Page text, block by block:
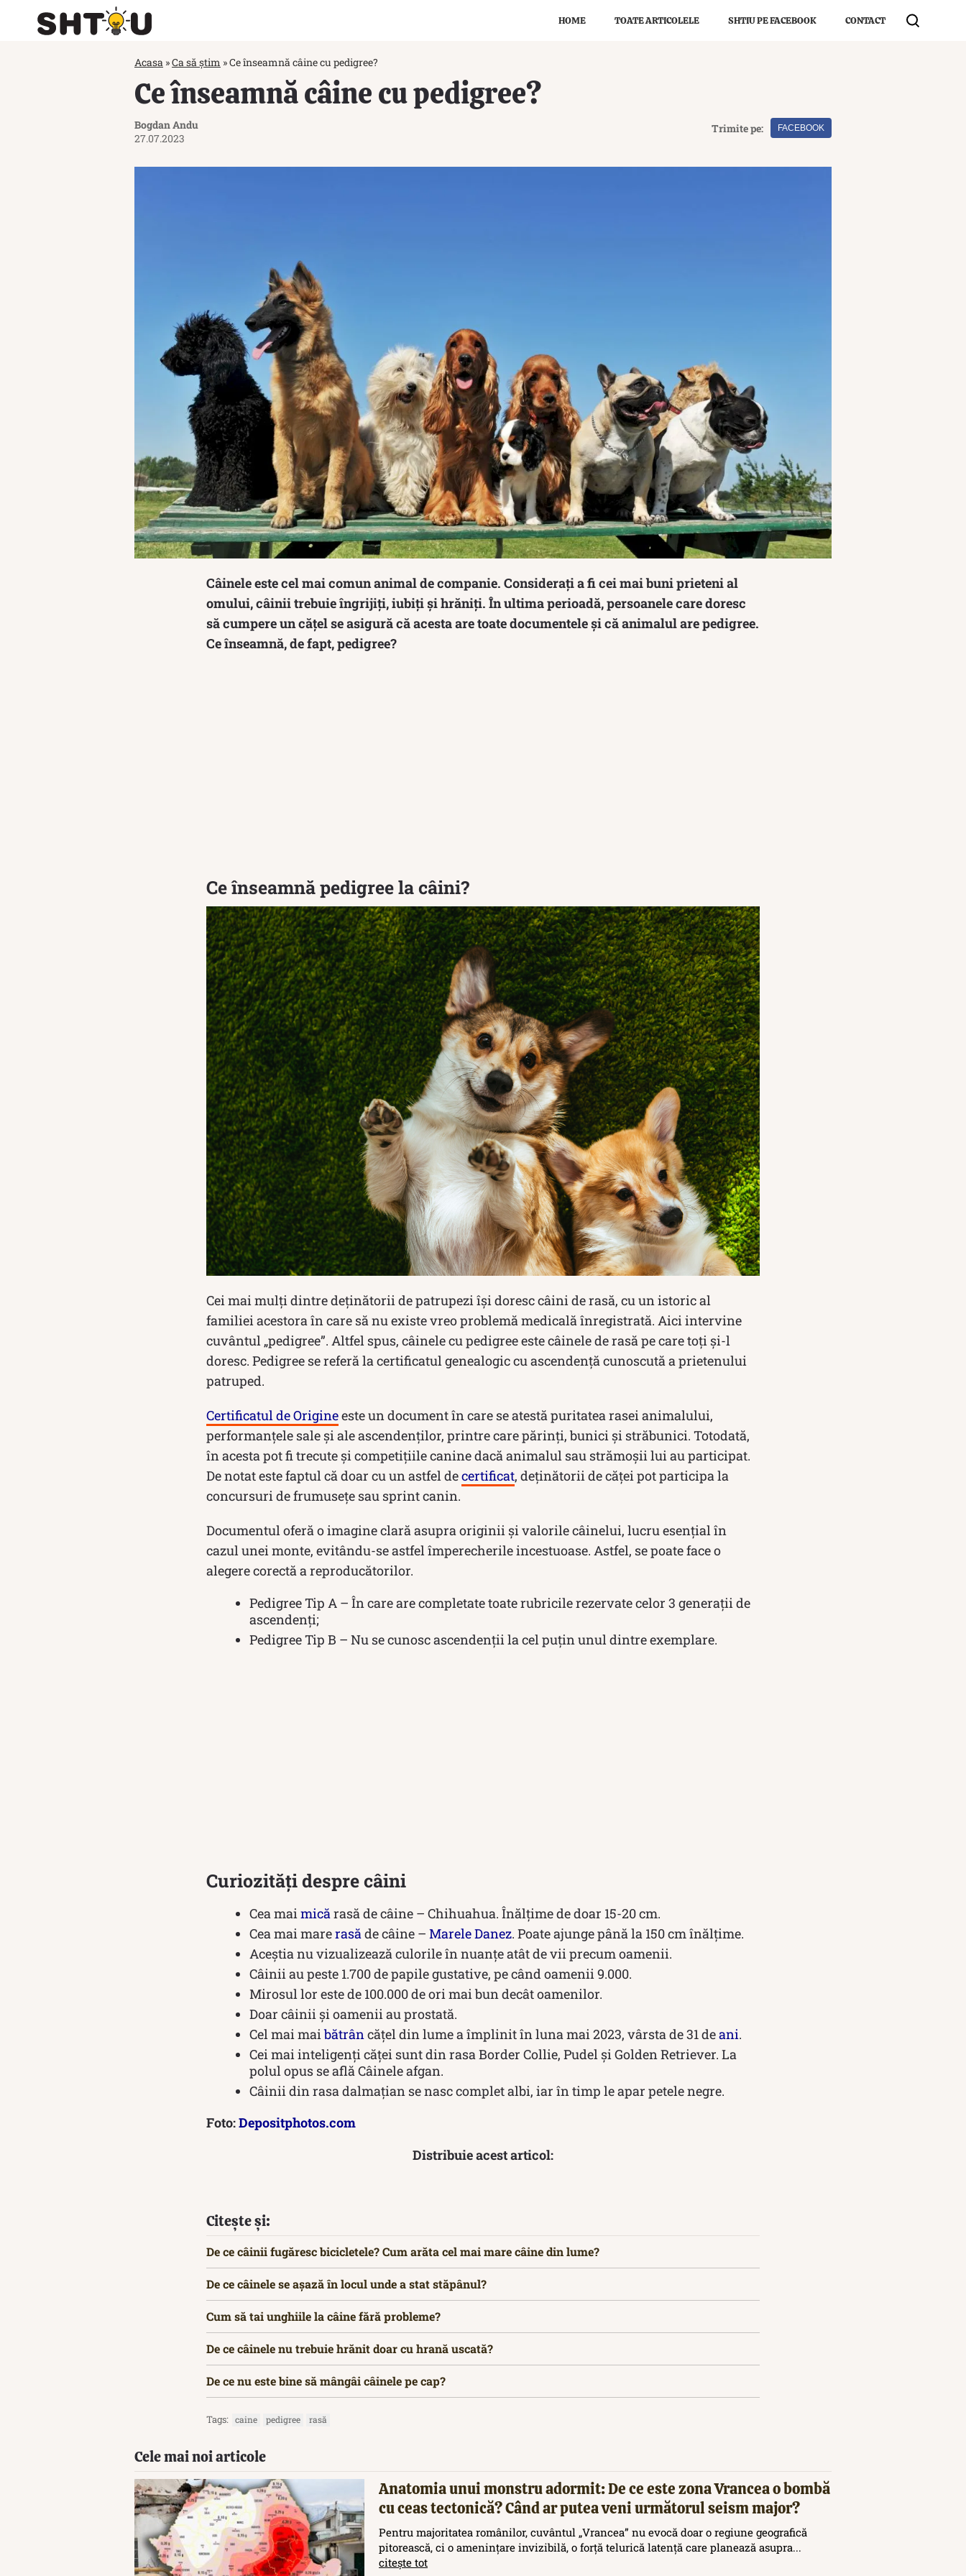
HOME TOATE ARTICOLELE SHTIU PE FACEBOOK CONTACT
Acasa »Ca să știm »Ce înseamnă câine cu pedigree?
Ce înseamnă câine cu pedigree?
Bogdan Andu
27.07.2023
Trimite pe: FACEBOOK
Câinele este cel mai comun animal de companie. Considerați a fi cei mai buni prieteni al
omului, câinii trebuie îngrijiți, iubiți și hrăniți. În ultima perioadă, persoanele care doresc
să cumpere un cățel se asigură că acesta are toate documentele și că animalul are pedigree.
Ce înseamnă, de fapt, pedigree?
Ce înseamnă pedigree la câini?
Cei mai mulți dintre deținătorii de patrupezi își doresc câini de rasă, cu un istoric al
familiei acestora în care să nu existe vreo problemă medicală înregistrată. Aici intervine
cuvântul „pedigree”. Altfel spus, câinele cu pedigree este câinele de rasă pe care toți și-l
doresc. Pedigree se referă la certificatul genealogic cu ascendență cunoscută a prietenului
patruped.
Certificatul de Origineeste un document în care se atestă puritatea rasei animalului,
performanțele sale și ale ascendenților, printre care părinți, bunici și străbunici. Totodată,
în acesta pot fi trecute și competițiile canine dacă animalul sau strămoșii lui au participat.
De notat este faptul că doar cu un astfel decertificat, deținătorii de căței pot participa la
concursuri de frumusețe sau sprint canin.
Documentul oferă o imagine clară asupra originii și valorile câinelui, lucru esențial în
cazul unei monte, evitându-se astfel împerecherile incestuoase. Astfel, se poate face o
alegere corectă a reproducătorilor.
Pedigree Tip A – În care are completate toate rubricile rezervate celor 3 generații de
ascendenți;
Pedigree Tip B – Nu se cunosc ascendenții la cel puțin unul dintre exemplare.
Curiozități despre câini
Cea maimicărasă de câine – Chihuahua. Înălțime de doar 15-20 cm.
Cea mai marerasăde câine – Marele Danez. Poate ajunge până la 150 cm înălțime.
Aceștia nu vizualizează culorile în nuanțe atât de vii precum oamenii.
Câinii au peste 1.700 de papile gustative, pe când oamenii 9.000.
Mirosul lor este de 100.000 de ori mai bun decât oamenilor.
Doar câinii și oamenii au prostată.
Cel mai maibătrâncățel din lume a împlinit în luna mai 2023, vârsta de 31 deani.
Cei mai inteligenți căței sunt din rasa Border Collie, Pudel și Golden Retriever. La
polul opus se află Câinele afgan.
Câinii din rasa dalmațian se nasc complet albi, iar în timp le apar petele negre.
Foto:Depositphotos.com
Distribuie acest articol:
Citește și:
De ce câinii fugăresc bicicletele? Cum arăta cel mai mare câine din lume?
De ce câinele se așază în locul unde a stat stăpânul?
Cum să tai unghiile la câine fără probleme?
De ce câinele nu trebuie hrănit doar cu hrană uscată?
De ce nu este bine să mângâi câinele pe cap?
Tags: caine pedigree rasă
Cele mai noi articole
Anatomia unui monstru adormit: De ce este zona Vrancea o bombă
cu ceas tectonică? Când ar putea veni următorul seism major?
Pentru majoritatea românilor, cuvântul „Vrancea” nu evocă doar o regiune geografică
pitorească, ci o amenințare invizibilă, o forță telurică latență care planează asupra...
citește tot